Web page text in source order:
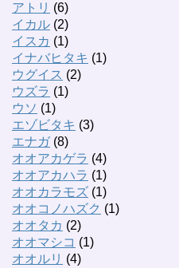
アトリ (6)
イカル (2)
イスカ (1)
イナバヒタキ (1)
ウグイス (2)
ウズラ (1)
ウソ (1)
エゾビタキ (3)
エナガ(8)
オオアカゲラ (4)
オオアカハラ (1)
オオカラモズ (1)
オオコノハズク (1)
オオタカ (2)
オオマシコ (1)
オオルリ (4)